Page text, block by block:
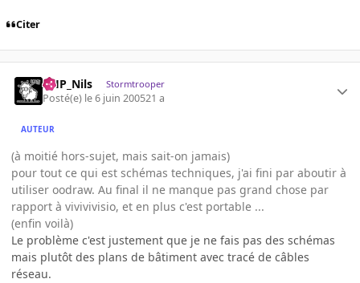
Citer
AHP_Nils Stormtrooper
Posté(e) le 6 juin 200521 a
AUTEUR
(à moitié hors-sujet, mais sait-on jamais)
pour tout ce qui est schémas techniques, j'ai fini par aboutir à
utiliser oodraw. Au final il ne manque pas grand chose par
rapport à vivivivisio, et en plus c'est portable ...
(enfin voilà)
Le problème c'est justement que je ne fais pas des schémas
mais plutôt des plans de bâtiment avec tracé de câbles
réseau.